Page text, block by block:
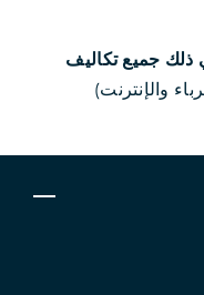
ذلك جميع تكاليف
والإنترنت)